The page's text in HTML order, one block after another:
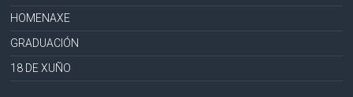
HOMENAXE
GRADUACIÓN
18 DE XUÑO